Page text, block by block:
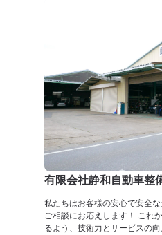
有限会社静和自動車整
私たちはお客様の安心で安全
ご相談にお応えします！ これ
るよう、技術力とサービスの向上を